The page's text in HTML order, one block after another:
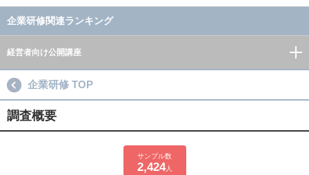
企業研修関連ランキング
経営者向け公開講座
企業研修 TOP
調査概要
サンプル数
2,424人